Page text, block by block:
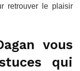
retrouver le plaisir
vous
qui